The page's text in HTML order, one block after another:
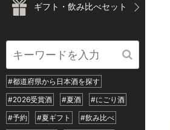
ギフト・飲み比べセット
#都道府県から日本酒を探す
#2026受賞酒
#夏酒
#にごり酒
#予約
#夏ギフト
#飲み比べ